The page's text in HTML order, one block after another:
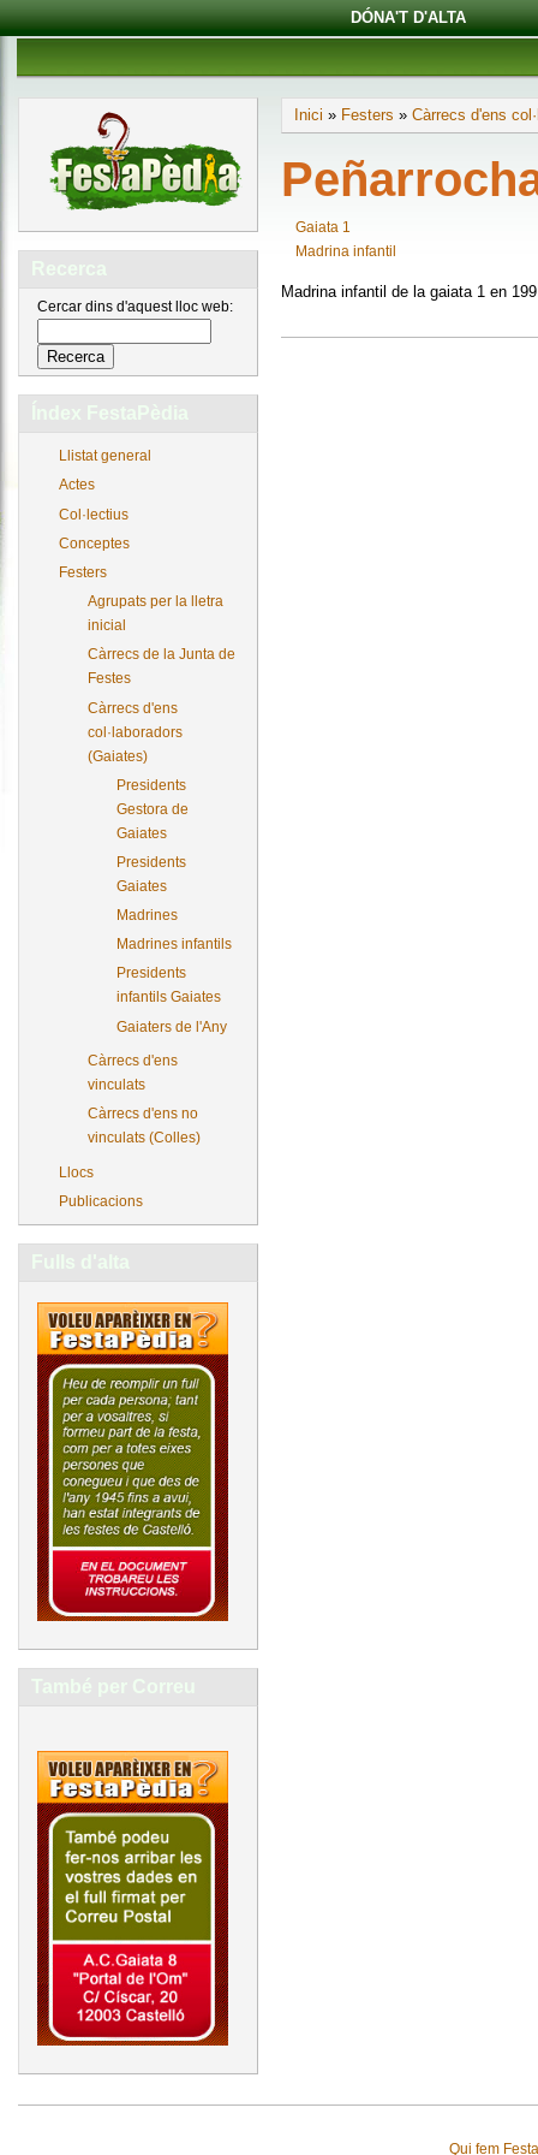
DÓNA'T D'ALTA
Recerca
Cercar dins d'aquest lloc web:
Índex FestaPèdia
Llistat general
Actes
Col·lectius
Conceptes
Festers
Agrupats per la lletra
inicial
Càrrecs de la Junta de
Festes
Càrrecs d'ens
col·laboradors
(Gaiates)
Presidents
Gestora de
Gaiates
Presidents
Gaiates
Madrines
Madrines infantils
Presidents
infantils Gaiates
Gaiaters de l'Any
Càrrecs d'ens
vinculats
Càrrecs d'ens no
vinculats (Colles)
Llocs
Publicacions
Fulls d'alta
També per Correu
Inici » Festers » Càrrecs d'ens
Gaiata 1
Madrina infantil
Madrina infantil de la gaiata 1 en
Qui fem